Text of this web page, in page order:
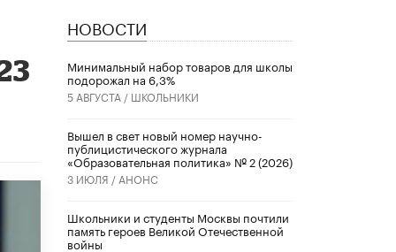
НОВОСТИ
Минимальный набор товаров для школы
подорожал на 6,3%
5 АВГУСТА / ШКОЛЬНИКИ
Вышел в свет новый номер научно-
публицистического журнала
«Образовательная политика» № 2 (2026)
3 ИЮЛЯ / АНОНС
Школьники и студенты Москвы почтили
память героев Великой Отечественной
войны